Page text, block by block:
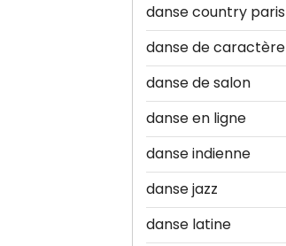
danse country paris
danse de caractère
danse de salon
danse en ligne
danse indienne
danse jazz
danse latine